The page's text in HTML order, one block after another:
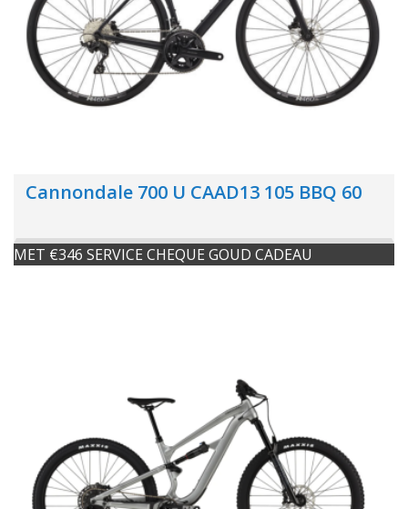
Cannondale 700 U CAAD13 105 BBQ 60
MET €346 SERVICE CHEQUE GOUD CADEAU